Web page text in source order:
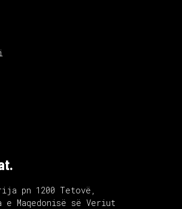
pn 1200 Tetovë,
e Maqedonisë së Veriut